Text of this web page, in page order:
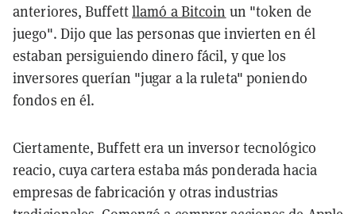
anteriores, Buffettllamó a Bitcoin un "token de
juego". Dijo que las personas que invierten en él
estaban persiguiendo dinero fácil, y que los
inversores querían "jugar a la ruleta" poniendo
fondos en él.
Ciertamente, Buffett era un inversor tecnológico
reacio, cuya cartera estaba más ponderada hacia
empresas de fabricación y otras industrias